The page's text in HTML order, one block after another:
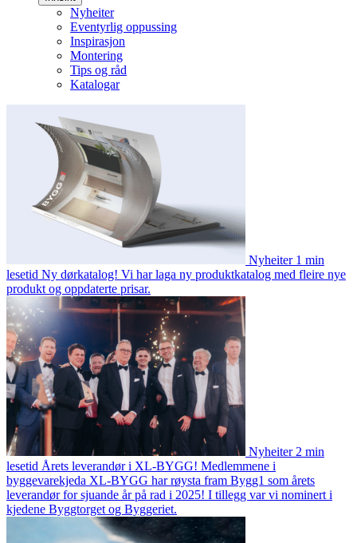
Nyheiter
Eventyrlig oppussing
Inspirasjon
Montering
Tips og råd
Katalogar
Nyheiter 1 min
lesetid Ny dørkatalog! Vi har laga ny produktkatalog med fleire nye
produkt og oppdaterte prisar.
Nyheiter 2 min
lesetid Årets leverandør i XL-BYGG! Medlemmene i
byggevarekjeda XL-BYGG har røysta fram Bygg1 som årets
leverandør for sjuande år på rad i 2025! I tillegg var vi nominert i
kjedene Byggtorget og Byggeriet.